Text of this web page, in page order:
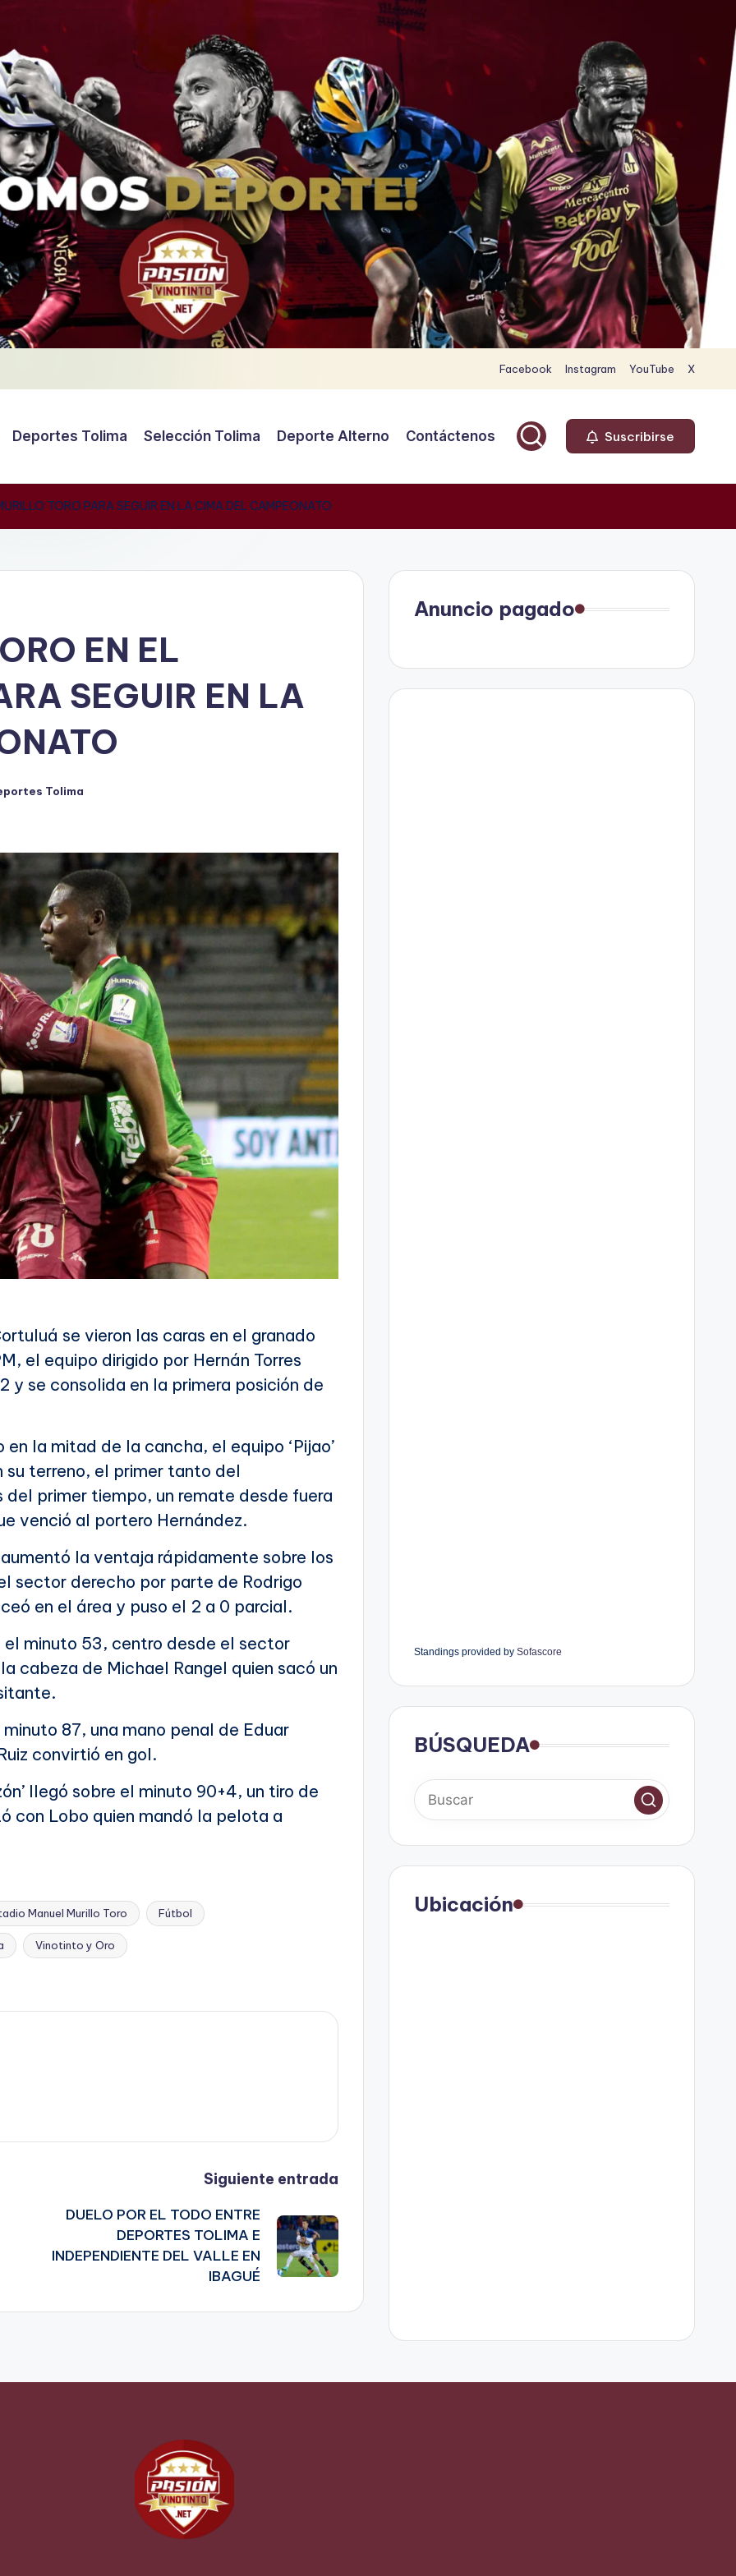
Facebook Instagram YouTube X
Deportes Tolima Selección Tolima Deporte Alterno Contáctenos Suscribirse
TORO PARA SEGUIR EN LA CIMA DEL CAMPEONATO
EN EL
SEGUIR EN LA
Tolima
se vieron las caras en el granado
el equipo dirigido por Hernán Torres
y se consolida en la primera posición de
la mitad de la cancha, el equipo ‘Pijao’
terreno, el primer tanto del
primer tiempo, un remate desde fuera
venció al portero Hernández.
la ventaja rápidamente sobre los
sector derecho por parte de Rodrigo
en el área y puso el 2 a 0 parcial.
el minuto 53, centro desde el sector
cabeza de Michael Rangel quien sacó un
87, una mano penal de Eduar
convirtió en gol.
llegó sobre el minuto 90+4, un tiro de
con Lobo quien mandó la pelota a
Manuel Murillo Toro Fútbol
Vinotinto y Oro
Siguiente entrada
DUELO POR EL TODO ENTRE
DEPORTES TOLIMA E
INDEPENDIENTE DEL VALLE EN
IBAGUÉ
Anuncio pagado
Standings provided by Sofascore
BÚSQUEDA
Ubicación